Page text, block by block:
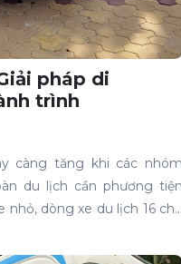
pháp di
trình
càng tăng khi các nhóm
du lịch cần phương tiện
nhỏ, dòng xe du lịch 16 chỗ
sẽ hoàn toàn yên tâm tận